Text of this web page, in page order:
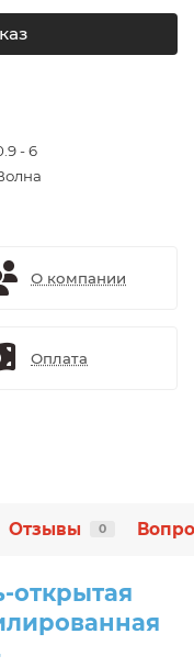
- 6
О компании
Оплата
Отзывы 0
открытая